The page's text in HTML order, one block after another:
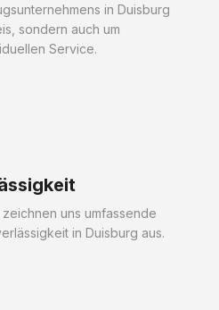
in Duisburg
sondern auch um
Service.
uns umfassende
in Duisburg aus.